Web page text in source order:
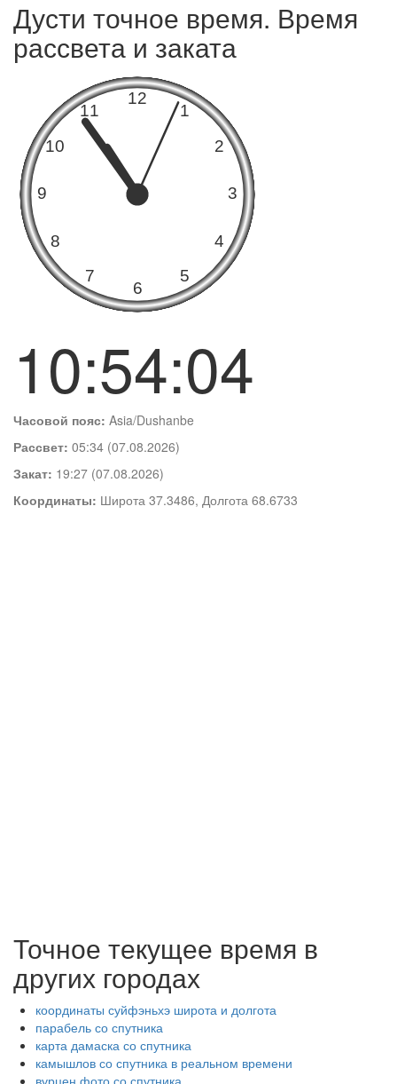
Дусти точное время. Время
рассвета и заката
10:54:04
Часовой пояс: Asia/Dushanbe
Рассвет: 05:34 (07.08.2026)
Закат: 19:27 (07.08.2026)
Координаты: Широта 37.3486, Долгота 68.6733
Точное текущее время в
других городах
координаты суйфэньхэ широта и долгота
парабель со спутника
карта дамаска со спутника
камышлов со спутника в реальном времени
вурцен фото со спутника